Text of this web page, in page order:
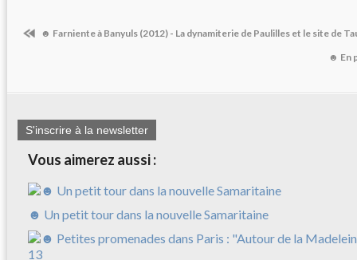
☻ Farniente à Banyuls (2012) - La dynamiterie de Paulilles et le site de
☻ En
S'inscrire à la newsletter
Vous aimerez aussi :
☻ Un petit tour dans la nouvelle Samaritaine